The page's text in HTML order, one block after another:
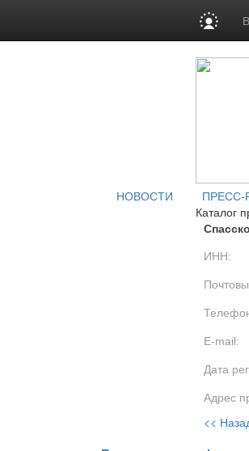
НОВОСТИ ПРЕСС-
Каталог
ИНН:
E-mail:
Дата
Адрес
<<